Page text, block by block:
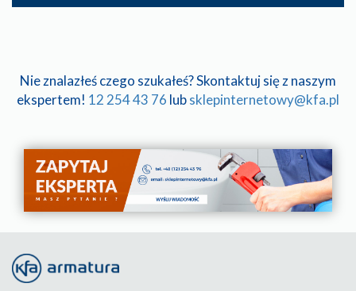
Nie znalazłeś czego szukałeś? Skontaktuj się z naszym
ekspertem! 12 254 43 76 lubsklepinternetowy@kfa.pl